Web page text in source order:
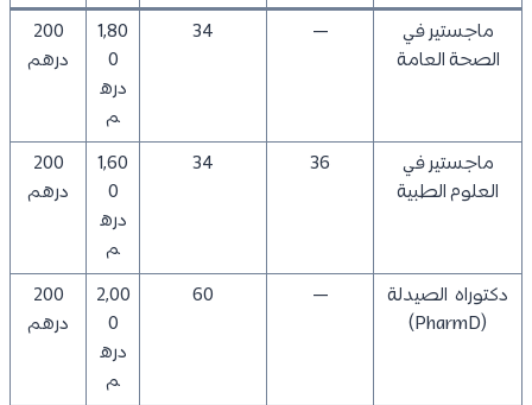
ماجستير في
الصحة العامة
—
34
1,80
0
دره
م
200
درهم
ماجستير في
العلوم الطبية
36
34
1,60
0
دره
م
200
درهم
دكتوراه الصيدلة
(PharmD)
—
60
2,00
0
دره
م
200
درهم